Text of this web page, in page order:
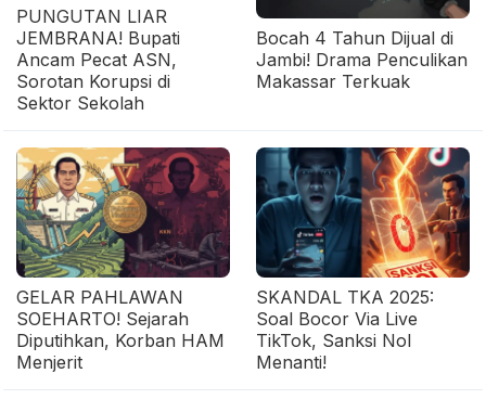
PUNGUTAN LIAR
JEMBRANA! Bupati
Ancam Pecat ASN,
Sorotan Korupsi di
Sektor Sekolah
Bocah 4 Tahun Dijual di
Jambi! Drama Penculikan
Makassar Terkuak
GELAR PAHLAWAN
SOEHARTO! Sejarah
Diputihkan, Korban HAM
Menjerit
SKANDAL TKA 2025:
Soal Bocor Via Live
TikTok, Sanksi Nol
Menanti!